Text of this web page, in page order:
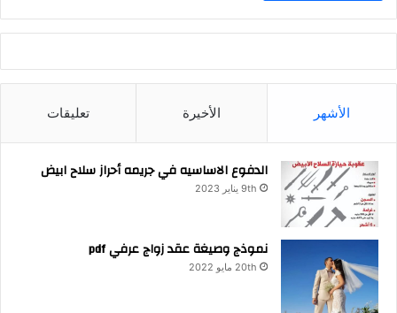
الأشهر الأخيرة تعليقات
الدفوع الاساسيه في جريمه أحراز سلاح ابيض
9th يناير 2023
نموذج وصيغة عقد زواج عرفي pdf
20th مايو 2022